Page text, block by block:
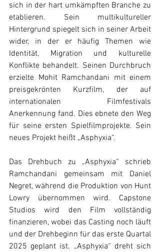
sich in der hart umkämpften Branche zu
etablieren. Sein multikultureller
Hintergrund spiegelt sich in seiner Arbeit
wider, in der er häufig Themen wie
Identität, Migration und kulturelle
Konflikte behandelt. Seinen Durchbruch
erzielte Mohit Ramchandani mit einem
preisgekrönten Kurzfilm, der auf
internationalen Filmfestivals
Anerkennung fand. Dies ebnete den Weg
für seine ersten Spielfilmprojekte. Sein
neues Projekt heißt „Asphyxia“.
Das Drehbuch zu „Asphyxia“ schrieb
Ramchandani gemeinsam mit Daniel
Negret, während die Produktion von Hunt
Lowry übernommen wird. Capstone
Studios wird den Film vollständig
finanzieren, wobei das Casting noch läuft
und der Drehbeginn für das erste Quartal
2025 geplant ist. „Asphyxia“ dreht sich